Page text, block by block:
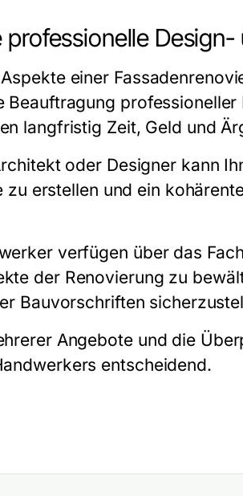
professionelle
einer
Beauftragung
langfristig Zeit, Geld und
oder Designer kann
zu erstellen und ein
verfügen über das
der Renovierung zu
Bauvorschriften
Angebote und die
entscheidend.